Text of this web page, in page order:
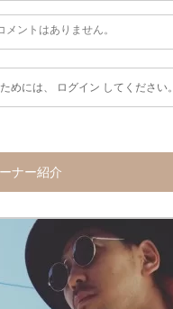
メントはありません。
めには、 ログイン してください。
ナー紹介